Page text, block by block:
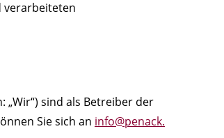
verarbeiteten
„Wir“) sind als Betreiber der
Sie sich an info@penack.